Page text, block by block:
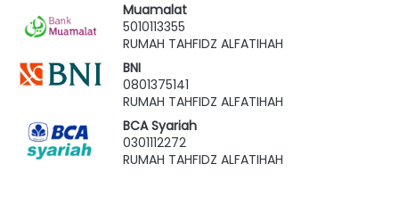
Muamalat
5010113355
RUMAH TAHFIDZ ALFATIHAH
BNI
0801375141
RUMAH TAHFIDZ ALFATIHAH
BCA Syariah
0301112272
RUMAH TAHFIDZ ALFATIHAH